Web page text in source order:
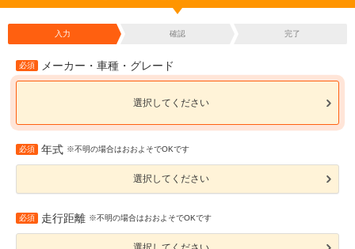
入力 確認 完了
必須 メーカー・車種・グレード
選択してください
必須 年式 ※不明の場合はおおよそでOKです
選択してください
必須 走行距離 ※不明の場合はおおよそでOKです